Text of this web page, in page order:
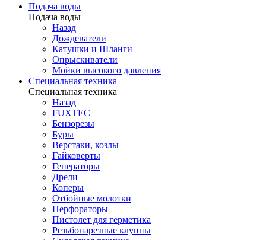
Подача воды
Подача воды
Назад
Дождеватели
Катушки и Шланги
Опрыскиватели
Мойки высокого давления
Специальная техника
Специальная техника
Назад
FUXTEC
Бензорезы
Буры
Верстаки, козлы
Гайковерты
Генераторы
Дрели
Коперы
Отбойные молотки
Перфораторы
Пистолет для герметика
Резьбонарезные клуппы